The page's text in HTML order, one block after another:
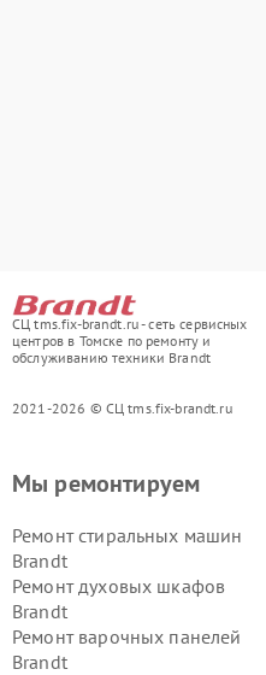
СЦ tms.fix-brandt.ru - сеть сервисных
центров в Томске по ремонту и
обслуживанию техники Brandt
2021-2026 © СЦ tms.fix-brandt.ru
Мы ремонтируем
Ремонт стиральных машин
Brandt
Ремонт духовых шкафов
Brandt
Ремонт варочных панелей
Brandt